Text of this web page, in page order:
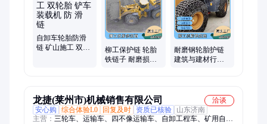
程机械、井下保护链、钢厂保护链、开矿保护链、出口保护链
自卸车轮胎防滑
链 矿山施工 双轮
柳工保护链 轮胎
铁链子 耐磨损防
耐磨钢轮胎护链
建筑与建材行业
龙捷(莱州市)机械销售有限公司
洽谈
安心购
综合体验L0 回复及时 资质已核验
山东济南
主营： 三轮车、运输车、四不像运输车、自卸工程车、矿用自卸